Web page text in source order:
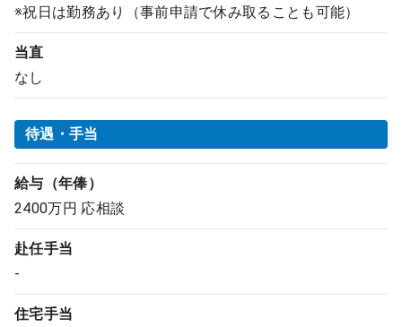
※祝日は勤務あり（事前申請で休み取ることも可能）
当直
なし
待遇・手当
給与（年俸）
2400万円 応相談
赴任手当
-
住宅手当